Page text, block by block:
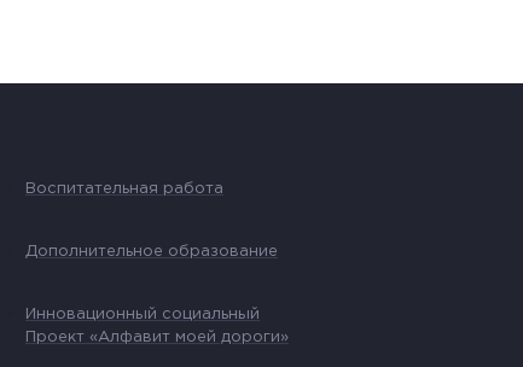
Воспитательная работа
Дополнительное образование
Инновационный социальный
Проект «Алфавит моей дороги»